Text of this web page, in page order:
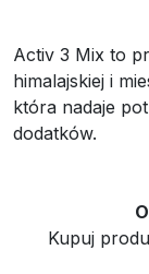
Activ 3 Mix to
himalajskiej i
która nadaje
dodatków.
Kupuj